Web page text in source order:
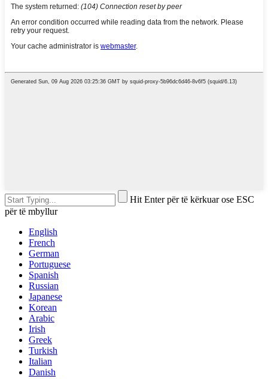
Hit Enter për të kërkuar ose ESC
për të mbyllur
English
French
German
Portuguese
Spanish
Russian
Japanese
Korean
Arabic
Irish
Greek
Turkish
Italian
Danish